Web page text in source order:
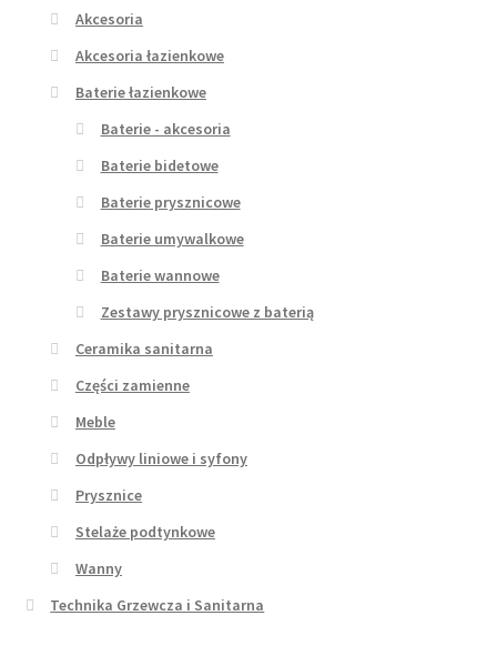
Akcesoria
Akcesoria łazienkowe
Baterie łazienkowe
Baterie - akcesoria
Baterie bidetowe
Baterie prysznicowe
Baterie umywalkowe
Baterie wannowe
Zestawy prysznicowe z baterią
Ceramika sanitarna
Części zamienne
Meble
Odpływy liniowe i syfony
Prysznice
Stelaże podtynkowe
Wanny
Technika Grzewcza i Sanitarna